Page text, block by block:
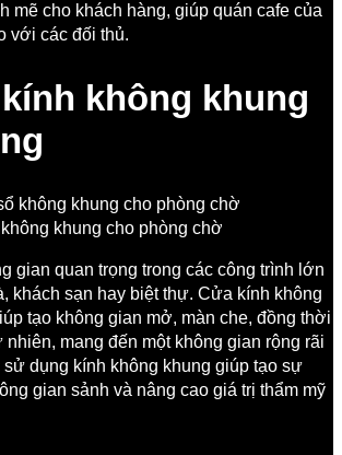
mẽ cho khách hàng, giúp quán cafe của
với các đối thủ.
không khung
khung cho phòng chờ
gian quan trọng trong các công trình lớn
khách sạn hay biệt thự. Cửa kính không
tạo không gian mở, màn che, đồng thời
mang đến một không gian rộng rãi
dụng kính không khung giúp tạo sự
gian sảnh và nâng cao giá trị thẩm mỹ